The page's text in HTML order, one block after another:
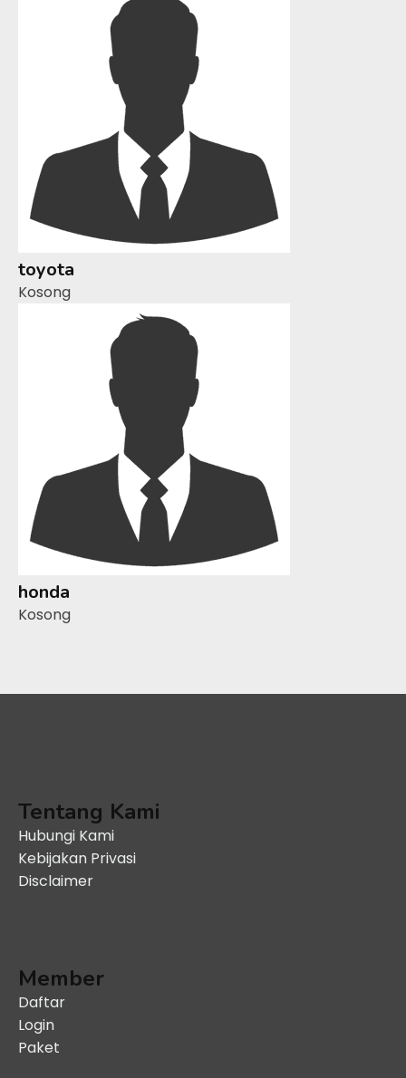
toyota
Kosong
honda
Kosong
Tentang Kami
Hubungi Kami
Kebijakan Privasi
Disclaimer
Member
Daftar
Login
Paket